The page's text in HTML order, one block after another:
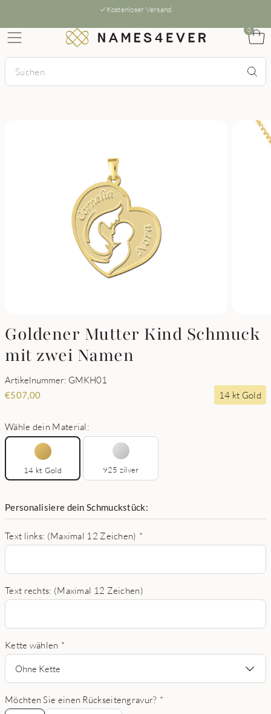
Kostenloser Versand
0
Goldener Mutter Kind Schmuck
mit zwei Namen
Artikelnummer: GMKH01
€507,00 14 kt Gold
Wähle dein Material:
14 kt Gold 925 zilver
Personalisiere dein Schmuckstück:
Text links: (Maximal 12 Zeichen) *
Text rechts: (Maximal 12 Zeichen)
Kette wählen *
Ohne Kette
Möchten Sie einen Rückseitengravur? *
Nein